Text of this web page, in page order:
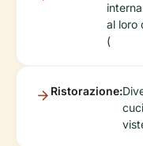
al loro
(
Ristorazione: